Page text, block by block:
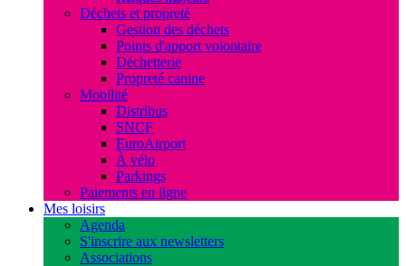
Déchets et propreté
Gestion des déchets
Points d'apport volontaire
Déchetterie
Propreté canine
Mobilité
Distribus
SNCF
EuroAirport
À vélo
Parkings
Paiements en ligne
Mes loisirs
Agenda
S'inscrire aux newsletters
Associations